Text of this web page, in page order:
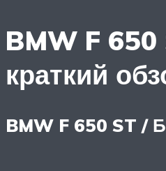
BMW F
краткий
BMW F 650 ST /